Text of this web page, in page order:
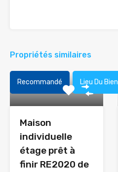
Propriétés similaires
Recommandé Lieu Du Bien
Maison
individuelle
étage prêt à
finir RE2020 de